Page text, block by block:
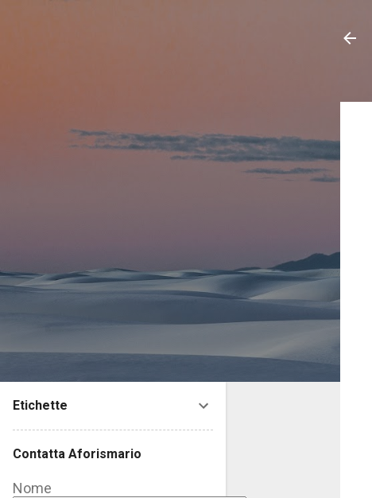
Etichette
Contatta Aforismario
Nome